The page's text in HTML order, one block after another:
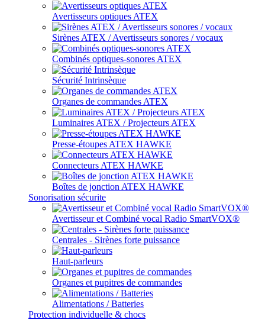
Avertisseurs optiques ATEX
Sirènes ATEX / Avertisseurs sonores / vocaux
Combinés optiques-sonores ATEX
Sécurité Intrinsèque
Organes de commandes ATEX
Luminaires ATEX / Projecteurs ATEX
Presse-étoupes ATEX HAWKE
Connecteurs ATEX HAWKE
Boîtes de jonction ATEX HAWKE
Sonorisation sécurite
Avertisseur et Combiné vocal Radio SmartVOX®
Centrales - Sirènes forte puissance
Haut-parleurs
Organes et pupitres de commandes
Alimentations / Batteries
Protection individuelle & chocs